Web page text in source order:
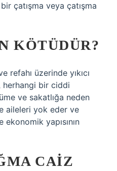
çatışma veya çatışma
KÖTÜDÜR?
refahı üzerinde yıkıcı
herhangi bir ciddi
ve sakatlığa neden
aileleri yok eder ve
ekonomik yapısının
CAIZ